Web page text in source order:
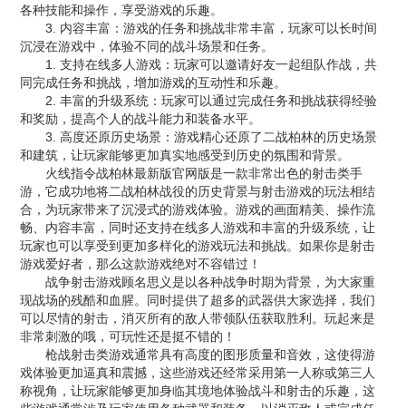
各种技能和操作，享受游戏的乐趣。
3. 内容丰富：游戏的任务和挑战非常丰富，玩家可以长时间
沉浸在游戏中，体验不同的战斗场景和任务。
1. 支持在线多人游戏：玩家可以邀请好友一起组队作战，共
同完成任务和挑战，增加游戏的互动性和乐趣。
2. 丰富的升级系统：玩家可以通过完成任务和挑战获得经验
和奖励，提高个人的战斗能力和装备水平。
3. 高度还原历史场景：游戏精心还原了二战柏林的历史场景
和建筑，让玩家能够更加真实地感受到历史的氛围和背景。
火线指令战柏林最新版官网版是一款非常出色的射击类手
游，它成功地将二战柏林战役的历史背景与射击游戏的玩法相结
合，为玩家带来了沉浸式的游戏体验。游戏的画面精美、操作流
畅、内容丰富，同时还支持在线多人游戏和丰富的升级系统，让
玩家也可以享受到更加多样化的游戏玩法和挑战。如果你是射击
游戏爱好者，那么这款游戏绝对不容错过！
战争射击游戏顾名思义是以各种战争时期为背景，为大家重
现战场的残酷和血腥。同时提供了超多的武器供大家选择，我们
可以尽情的射击，消灭所有的敌人带领队伍获取胜利。玩起来是
非常刺激的哦，可玩性还是挺不错的！
枪战射击类游戏通常具有高度的图形质量和音效，这使得游
戏体验更加逼真和震撼，这些游戏还经常采用第一人称或第三人
称视角，让玩家能够更加身临其境地体验战斗和射击的乐趣，这